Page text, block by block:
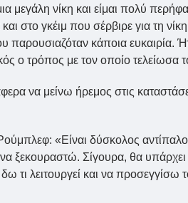
μεγάλη νίκη και είμαι πολύ
στο γκέιμ που σέρβιρε για τη
κάποια ευκαιρία.
ο τρόπος με τον οποίο τελείωσα
να μείνω ήρεμος στις
«Είναι δύσκολος
ξεκουραστώ. Σίγουρα, θα
λειτουργεί και να προσεγγίσω